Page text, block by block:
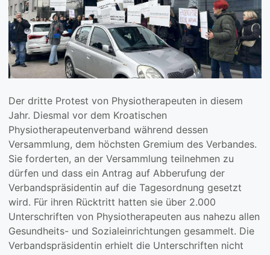
Der dritte Protest von Physiotherapeuten in diesem
Jahr. Diesmal vor dem Kroatischen
Physiotherapeutenverband während dessen
Versammlung, dem höchsten Gremium des Verbandes.
Sie forderten, an der Versammlung teilnehmen zu
dürfen und dass ein Antrag auf Abberufung der
Verbandspräsidentin auf die Tagesordnung gesetzt
wird. Für ihren Rücktritt hatten sie über 2.000
Unterschriften von Physiotherapeuten aus nahezu allen
Gesundheits- und Sozialeinrichtungen gesammelt. Die
Verbandspräsidentin erhielt die Unterschriften nicht